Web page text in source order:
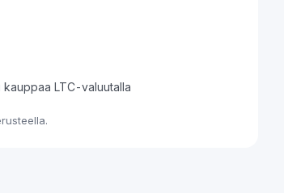
LTC-valuutalla